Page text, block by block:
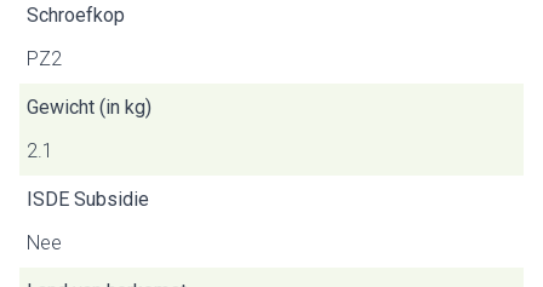
Schroefkop
PZ2
Gewicht (in kg)
2.1
ISDE Subsidie
Nee